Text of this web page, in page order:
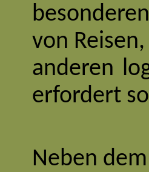
von
anderen
erfordert
Neben